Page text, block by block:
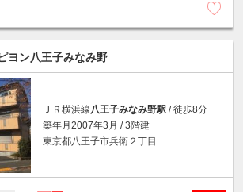
ヨン八王子みなみ野
ＪＲ横浜線 八王子みなみ野駅 / 徒歩8分
築年月2007年3月 / 3階建
東京都八王子市兵衛２丁目